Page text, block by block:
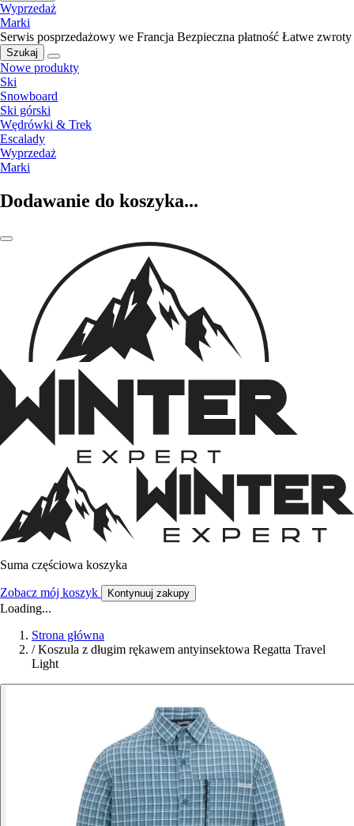
Wyprzedaż
Marki
Serwis posprzedażowy we Francja Bezpieczna płatność Łatwe zwroty
Szukaj
Nowe produkty
Ski
Snowboard
Ski górski
Wędrówki & Trek
Escalady
Wyprzedaż
Marki
Dodawanie do koszyka...
Suma częściowa koszyka
Zobacz mój koszyk Kontynuuj zakupy
Loading...
Strona główna
/ Koszula z długim rękawem antyinsektowa Regatta Travel
Light